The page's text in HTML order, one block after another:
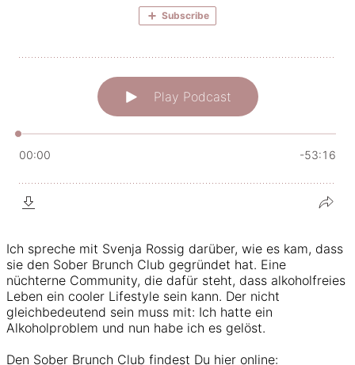
Ich spreche mit Svenja Rossig darüber, wie es kam, dass
sie den Sober Brunch Club gegründet hat. Eine
nüchterne Community, die dafür steht, dass alkoholfreies
Leben ein cooler Lifestyle sein kann. Der nicht
gleichbedeutend sein muss mit: Ich hatte ein
Alkoholproblem und nun habe ich es gelöst.
Den Sober Brunch Club findest Du hier online: